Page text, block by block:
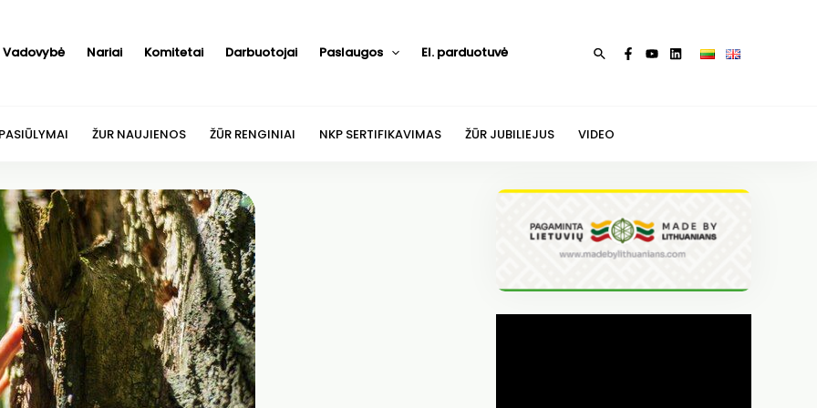
Vadovybė Nariai Komitetai Darbuotojai Paslaugos El. parduotuvė Paieška
ŽUR NAUJIENOS ŽŪR RENGINIAI NKP SERTIFIKAVIMAS ŽŪR JUBILIEJUS VIDEO